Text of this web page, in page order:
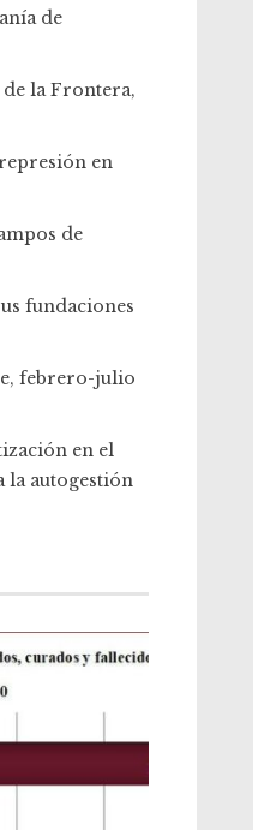
de
la Frontera,
en
de
fundaciones
febrero-julio
en el
la autogestión